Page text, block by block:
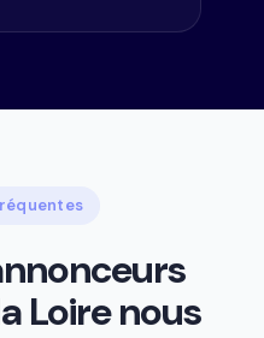
Loire nous